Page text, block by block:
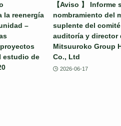
la reenergía
–
estudio de
【Aviso 】 Informe
nombramiento del
suplente del
auditoría y director
Mitsuuroko Group
Co., Ltd
2026-06-17